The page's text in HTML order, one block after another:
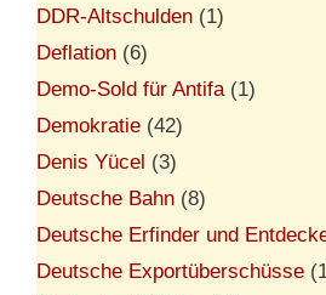
DDR-Altschulden (1)
Deflation (6)
Demo-Sold für Antifa(1)
Demokratie (42)
Denis Yücel (3)
Deutsche Bahn (8)
Deutsche Erfinder und
Deutsche Exportüberschüsse